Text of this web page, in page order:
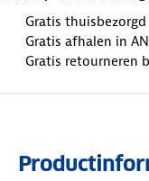
Gratis
Gratis afhalen in
Gratis retourneren